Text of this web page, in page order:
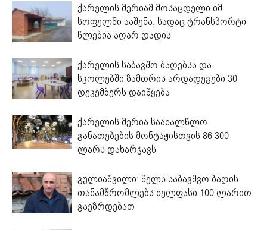
ქარელის მერიამ მოსაცდელი იმ
სოფელში ააშენა, სადაც ტრანსპორტი
წლებია აღარ დადის
ქარელის საბავშო ბაღებსა და
სკოლებში ზამთრის არდადეგები 30
დეკემბერს დაიწყება
ქარელის მერია საახალწლო
განათებების მონტაჟისთვის 86 300
ლარს დახარჯავს
გულიაშვილი: წელს საბავშვო ბაღის
თანამშრომლებს ხელფასი 100 ლარით
გაეზრდებათ